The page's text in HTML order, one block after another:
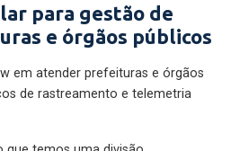
para gestão de
e órgãos públicos
em atender prefeituras e órgãos
de rastreamento e telemetria